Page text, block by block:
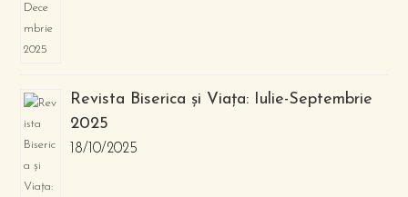
Revista Biserica și Viața: Iulie-Septembrie
2025
18/10/2025